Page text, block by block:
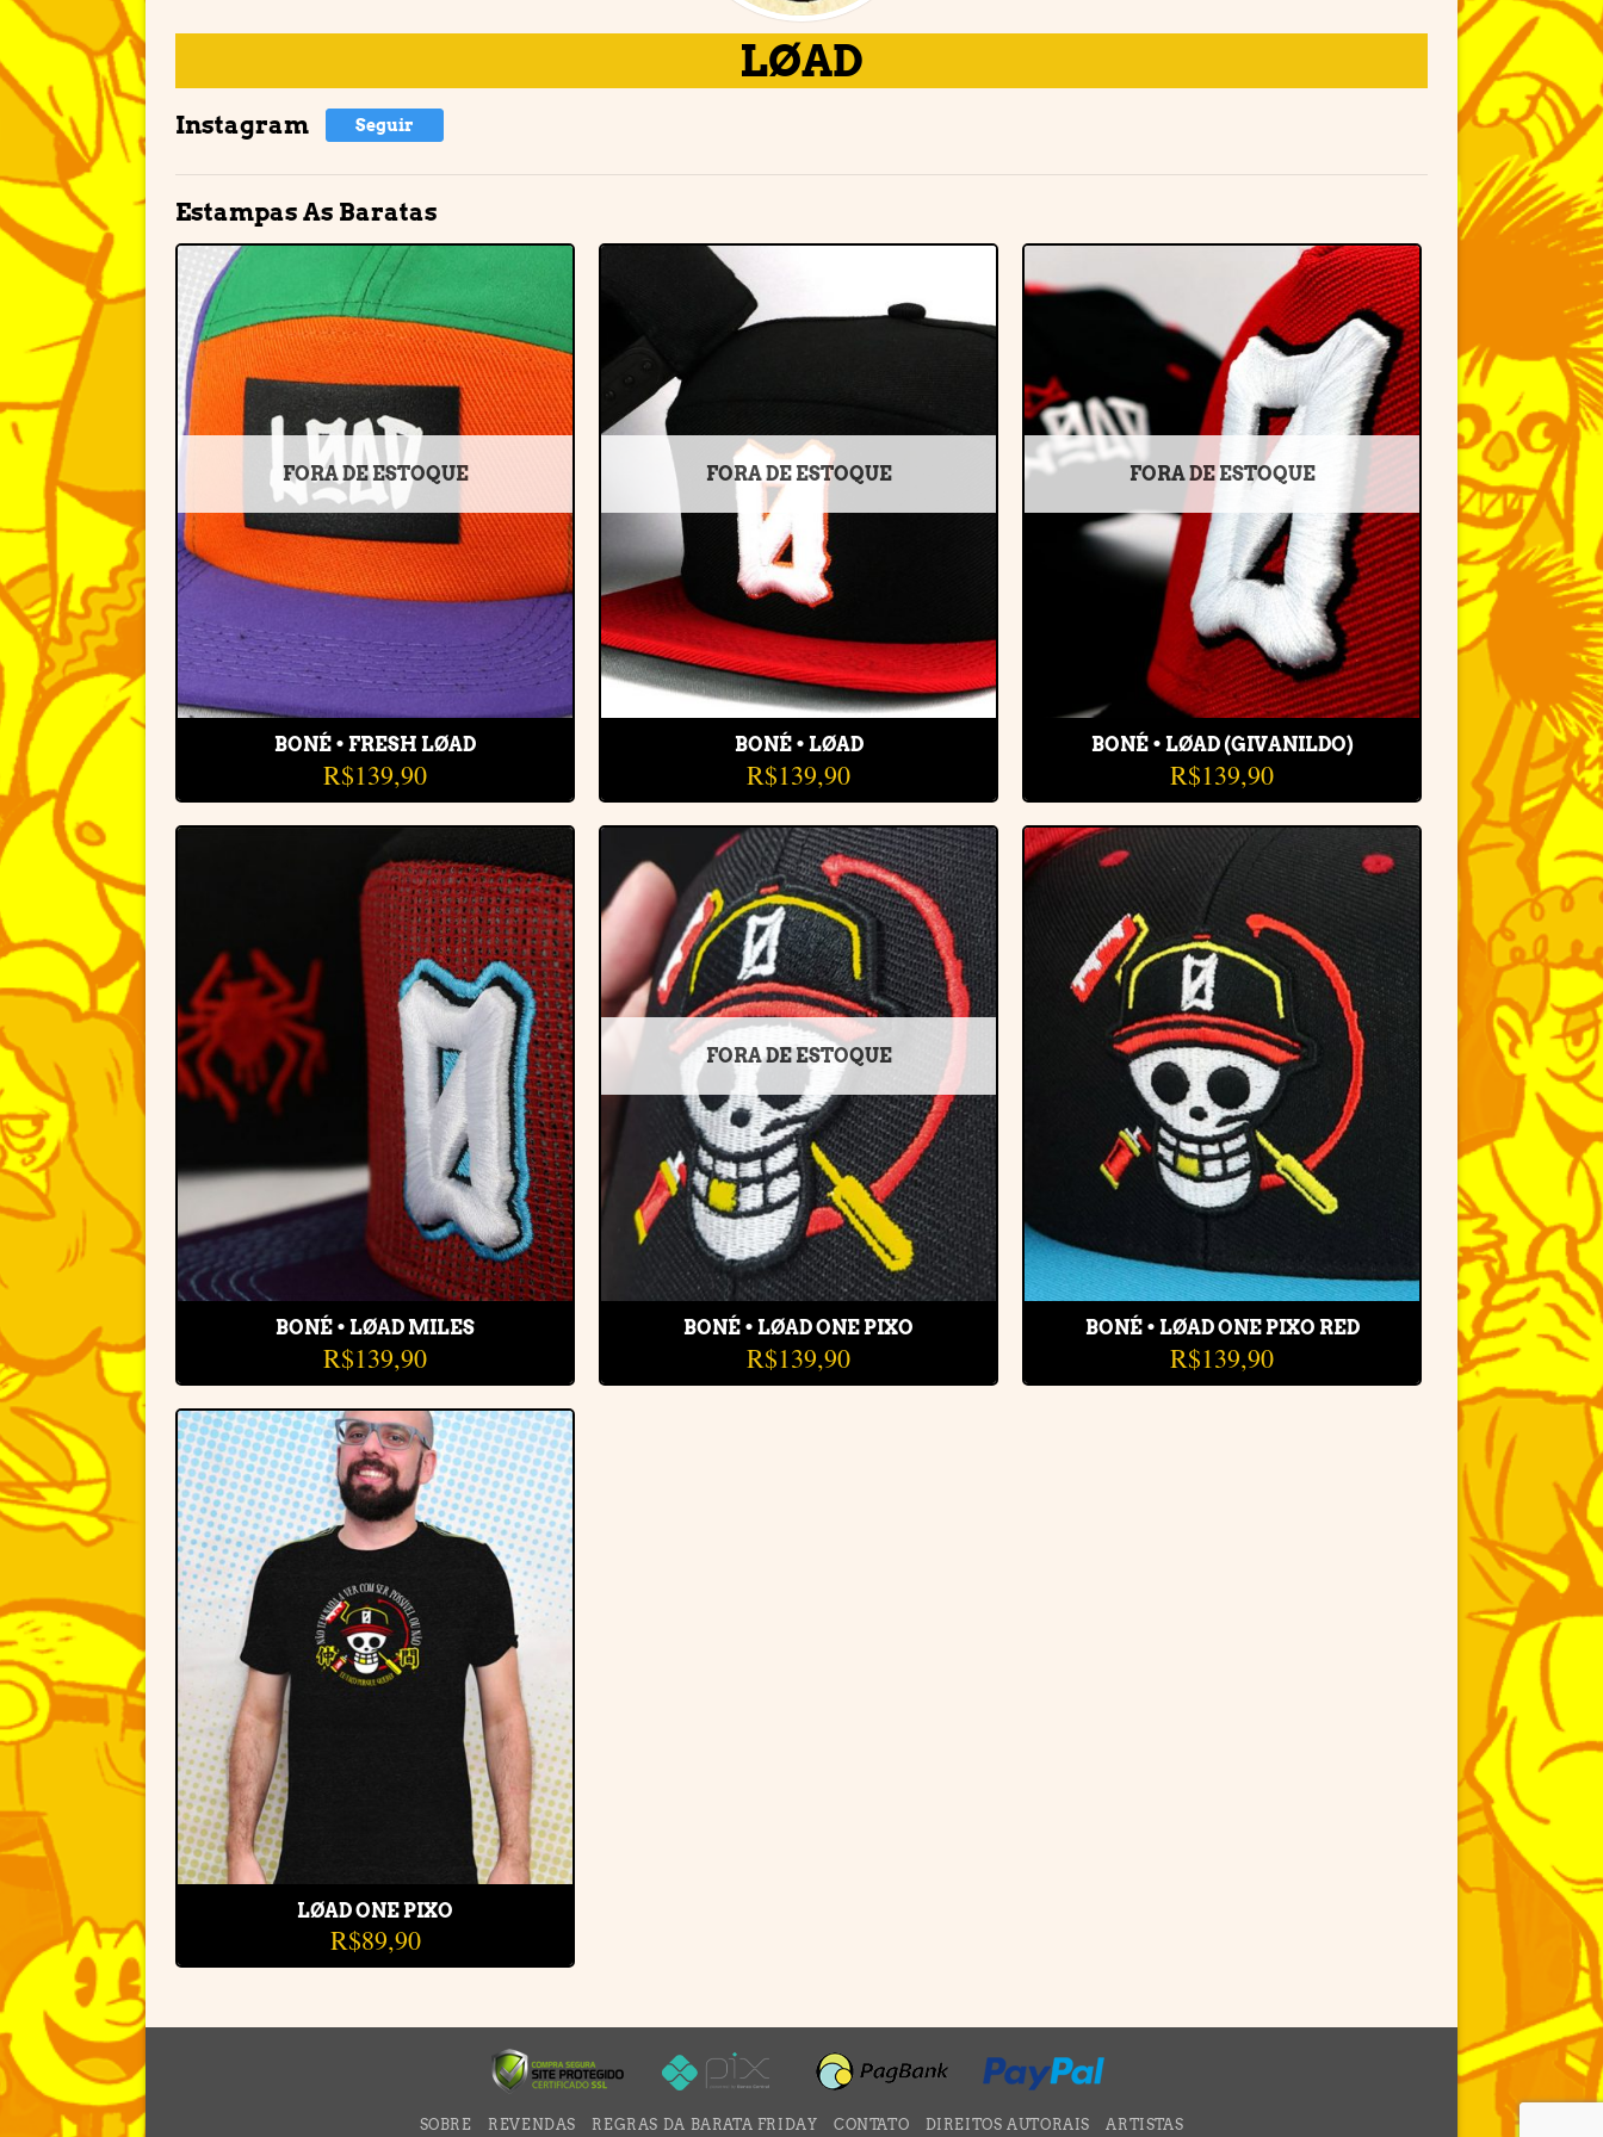
LØAD
Instagram Seguir
Estampas As Baratas
Adicionar
à lista de
desejos
FORA DE ESTOQUE
BONÉ • FRESH LØAD
R$139,90
FORA DE ESTOQUE
BONÉ • LØAD
R$139,90
Adicionar
à lista de
desejos
FORA DE ESTOQUE
BONÉ • LØAD (GIVANILDO)
R$139,90
Adicionar
à lista de
desejos
BONÉ • LØAD MILES
R$139,90
Adicionar
à lista de
desejos
FORA DE ESTOQUE
BONÉ • LØAD ONE PIXO
R$139,90
Adicionar
desejos
BONÉ • LØAD ONE PIXO RED
R$139,90
Adicionar
à lista de
desejos
LØAD ONE PIXO
R$89,90
SOBRE REVENDAS REGRAS DA BARATA FRIDAY CONTATO DIREITOS AUTORAIS ARTISTAS